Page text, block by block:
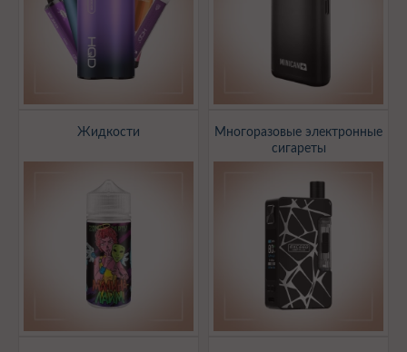
Жидкости
Многоразовые электронные
сигареты